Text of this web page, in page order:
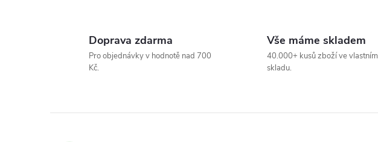
ý
Doprava zdarma
Pro objednávky v hodnotě nad 700
Kč.
Vše máme skladem
40.000+ kusů zboží ve vlastním
skladu.